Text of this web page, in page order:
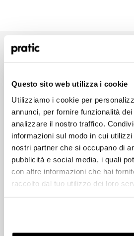
Questo sito web utilizza i cookie
Utilizziamo i cookie per
annunci, per fornire funzionalità
analizzare il nostro traffico.
informazioni sul modo in cui
nostri partner che si occupano di
pubblicità e social media, i quali
con altre informazioni che hai
raccolto dal tuo utilizzo dei loro
Beginnen Sie jetzt mit der Gestaltung
Welcher Außenbereich Ihnen auch
Händler stehen Ihnen zur Verfügung,
idealen Beschattungssystems zu
und funktionelle Lösungen zu
Formular aus, um weitere
einem Pratic-Ansprechpartner
HoReCa
HoReCa
Designer/Architekt
Privat
Händler